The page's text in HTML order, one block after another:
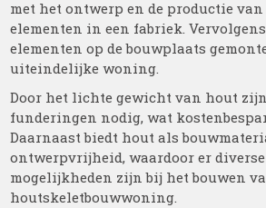
met het ontwerp en de productie van
elementen in een fabriek.
elementen op de bouwplaats
uiteindelijke woning.
Door het lichte gewicht van hout
funderingen nodig, wat
Daarnaast biedt hout als
ontwerpvrijheid, waardoor er
mogelijkheden zijn bij het bouwen
houtskeletbouwwoning.